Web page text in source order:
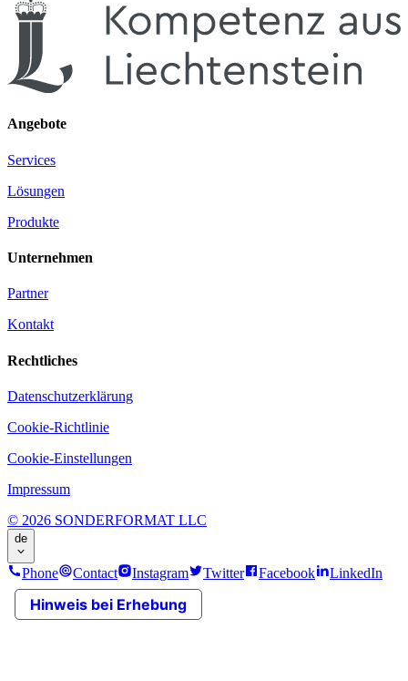
Angebote
Services
Lösungen
Produkte
Unternehmen
Partner
Kontakt
Rechtliches
Datenschutzerklärung
Cookie-Richtlinie
Cookie-Einstellungen
Impressum
© 2026 SONDERFORMAT LLC
de
Phone Contact Instagram Twitter Facebook LinkedIn
Hinweis bei Erhebung